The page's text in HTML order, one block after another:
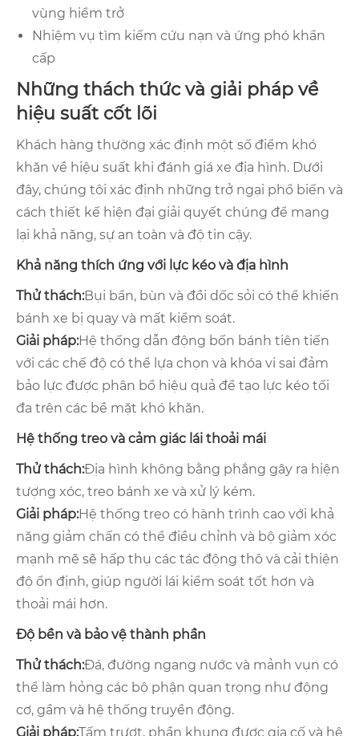
vùng hiểm trở
Nhiệm vụ tìm kiếm cứu nạn và ứng phó khẩn
cấp
Những thách thức và giải pháp về
hiệu suất cốt lõi
Khách hàng thường xác định một số điểm khó
khăn về hiệu suất khi đánh giá xe địa hình. Dưới
đây, chúng tôi xác định những trở ngại phổ biến và
cách thiết kế hiện đại giải quyết chúng để mang
lại khả năng, sự an toàn và độ tin cậy.
Khả năng thích ứng với lực kéo và địa hình
Thử thách:Bụi bẩn, bùn và đồi dốc sỏi có thể khiến
bánh xe bị quay và mất kiểm soát.
Giải pháp:Hệ thống dẫn động bốn bánh tiên tiến
với các chế độ có thể lựa chọn và khóa vi sai đảm
bảo lực được phân bổ hiệu quả để tạo lực kéo tối
đa trên các bề mặt khó khăn.
Hệ thống treo và cảm giác lái thoải mái
Thử thách:Địa hình không bằng phẳng gây ra hiện
tượng xóc, treo bánh xe và xử lý kém.
Giải pháp:Hệ thống treo có hành trình cao với khả
năng giảm chấn có thể điều chỉnh và bộ giảm xóc
mạnh mẽ sẽ hấp thụ các tác động thô và cải thiện
độ ổn định, giúp người lái kiểm soát tốt hơn và
thoải mái hơn.
Độ bền và bảo vệ thành phần
Thử thách:Đá, đường ngang nước và mảnh vụn có
thể làm hỏng các bộ phận quan trọng như động
cơ, gầm và hệ thống truyền động.
Giải pháp:Tấm trượt, phần khung được gia cố và hệ